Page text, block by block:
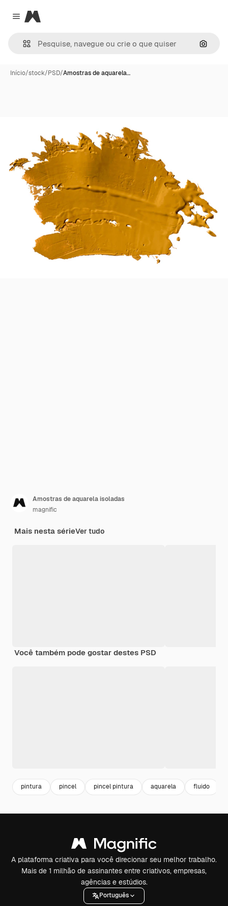
Close menu
Magnific
Início/stock/PSD/Amostras de aquarela…
Amostras de aquarela isoladas
magnific
Mais nesta sérieVer tudo
Você também pode gostar destes PSD
pintura pincel pincel pintura aquarela fluido
A plataforma criativa para você direcionar seu melhor trabalho.
Mais de 1 milhão de assinantes entre criativos, empresas,
agências e estúdios.
Português